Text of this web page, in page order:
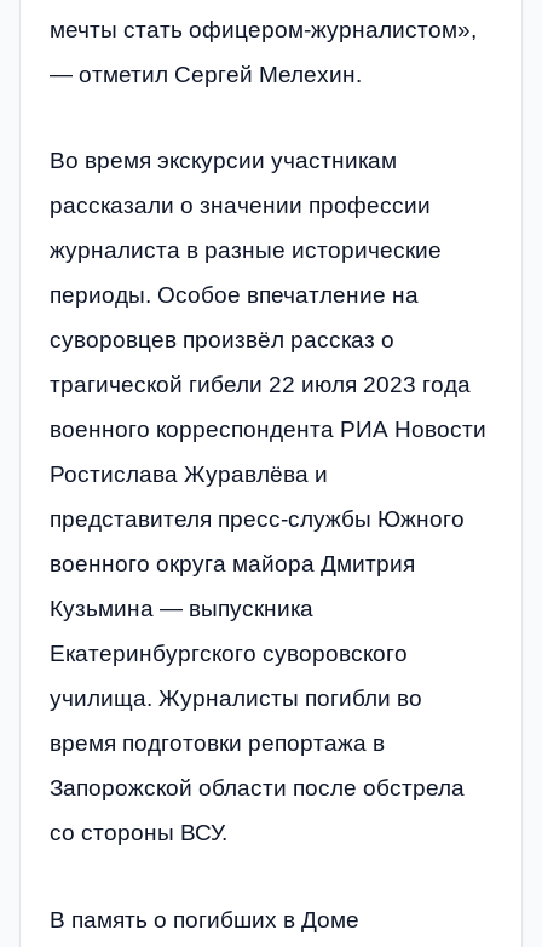
мечты стать офицером-журналистом»,
— отметил Сергей Мелехин.
Во время экскурсии участникам
рассказали о значении профессии
журналиста в разные исторические
периоды. Особое впечатление на
суворовцев произвёл рассказ о
трагической гибели 22 июля 2023 года
военного корреспондента РИА Новости
Ростислава Журавлёва и
представителя пресс-службы Южного
военного округа майора Дмитрия
Кузьмина — выпускника
Екатеринбургского суворовского
училища. Журналисты погибли во
время подготовки репортажа в
Запорожской области после обстрела
со стороны ВСУ.
В память о погибших в Доме